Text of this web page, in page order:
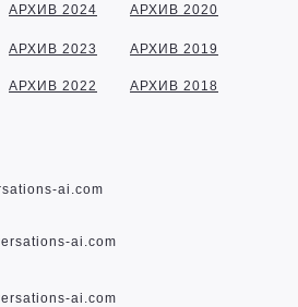
ai.com
ai.com
ai.com
АРХИВ 2024
АРХИВ 2023
АРХИВ 2022
АРХИВ 2020
АРХИВ 2019
АРХИВ 2018